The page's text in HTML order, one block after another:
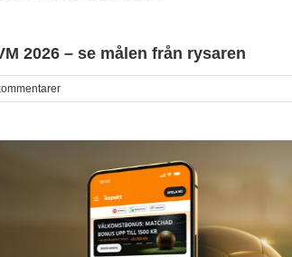
2026 – se målen från rysaren